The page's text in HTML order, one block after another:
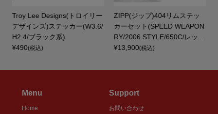
Troy Lee Designs(トロイリー
デザインズ)ステッカー(W3.6/
H2.4/ブラック系)
¥490(税込)
ZIPP(ジップ)404リムステッ
カーセット(SPEED WEAPON
RY/2006 STYLE/650C/レッ...
¥13,900(税込)
Menu
Home
Support
お問い合わせ